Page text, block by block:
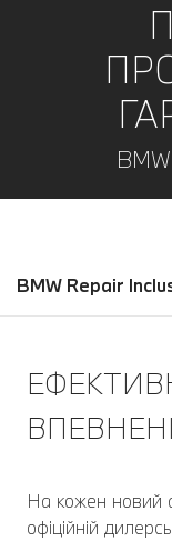
BMW Repair
На кожен новий
офіційній